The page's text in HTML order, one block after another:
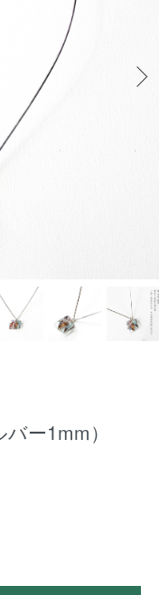
ー1mm）